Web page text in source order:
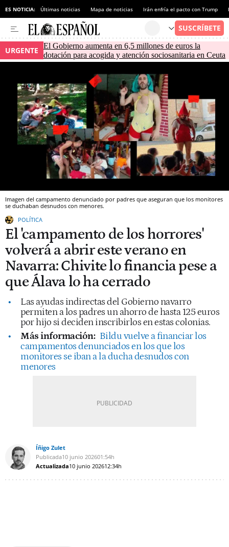
ES NOTICIA: Últimas noticias Mapa de noticias Irán enfría el pacto con Trump
URGENTE
El Gobierno aumenta en 6,5 millones de euros la
dotación para acogida y atención sociosanitaria en Ceuta
Imagen del campamento denunciado por padres que aseguran que los monitores
se duchaban desnudos con menores.
POLÍTICA
El 'campamento de los horrores'
volverá a abrir este verano en
Navarra: Chivite lo financia pese a
que Álava lo ha cerrado
Las ayudas indirectas del Gobierno navarro
permiten a los padres un ahorro de hasta 125 euros
por hijo si deciden inscribirlos en estas colonias.
Más información: Bildu vuelve a financiar los
campamentos denunciados en los que los
monitores se iban a la ducha desnudos con
menores
Íñigo Zulet
Publicada10 junio 202601:54h
Actualizada10 junio 202612:34h